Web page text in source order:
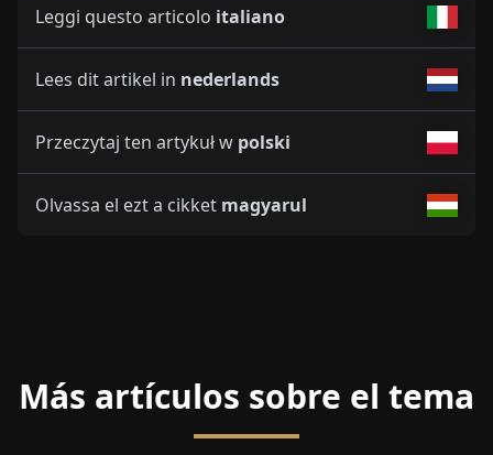
Leggi questo articolo italiano
Lees dit artikel in nederlands
Przeczytaj ten artykuł w polski
Olvassa el ezt a cikket magyarul
Más artículos sobre el tema